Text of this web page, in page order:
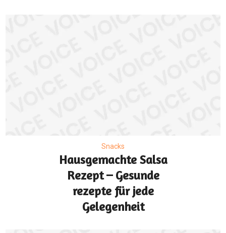
Snacks
Hausgemachte Salsa
Rezept – Gesunde
rezepte für jede
Gelegenheit